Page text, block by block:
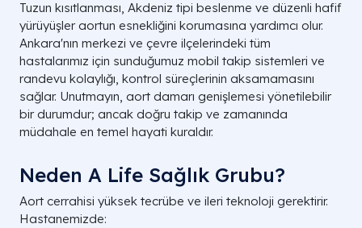
Tuzun kısıtlanması, Akdeniz tipi beslenme ve düzenli hafif
yürüyüşler aortun esnekliğini korumasına yardımcı olur.
Ankara'nın merkezi ve çevre ilçelerindeki tüm
hastalarımız için sunduğumuz mobil takip sistemleri ve
randevu kolaylığı, kontrol süreçlerinin aksamamasını
sağlar. Unutmayın, aort damarı genişlemesi yönetilebilir
bir durumdur; ancak doğru takip ve zamanında
müdahale en temel hayati kuraldır.
Neden A Life Sağlık Grubu?
Aort cerrahisi yüksek tecrübe ve ileri teknoloji gerektirir.
Hastanemizde: